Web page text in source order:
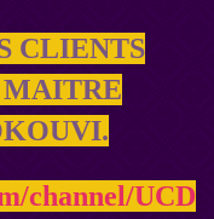
CLIENTS
MAITRE
channel/UCD